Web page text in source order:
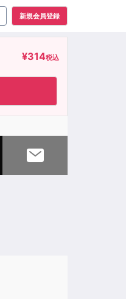
新規会員登録
¥314税込